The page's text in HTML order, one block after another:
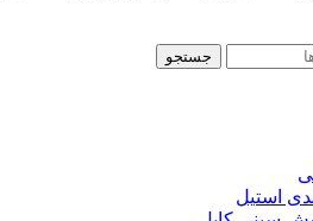
جستجو
استیل